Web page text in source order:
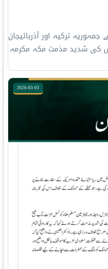
ترکیہ اور آذربائیجان
کی شدید مذمت مکہ مکرمہ
2026-03-03